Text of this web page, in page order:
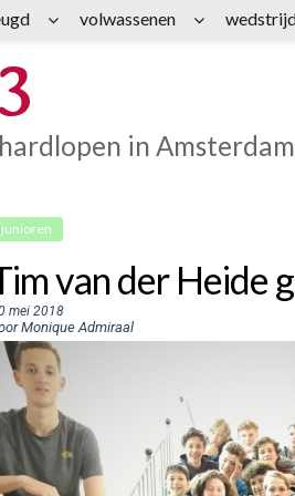
in
junioren
van der Heide
mei 2018
Monique Admiraal
volwassenen